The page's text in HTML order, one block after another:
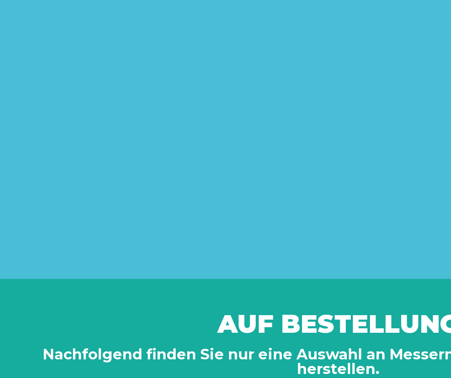
AUF
Nachfolgend finden Sie nur eine Auswahl an
herstellen.